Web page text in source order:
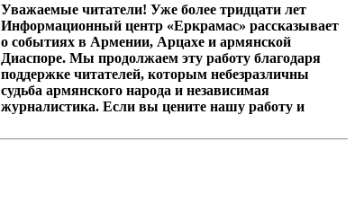
Уважаемые читатели! Уже более тридцати лет
Информационный центр «Еркрамас» рассказывает
о событиях в Армении, Арцахе и армянской
Диаспоре. Мы продолжаем эту работу благодаря
поддержке читателей, которым небезразличны
судьба армянского народа и независимая
журналистика. Если вы цените нашу работу и